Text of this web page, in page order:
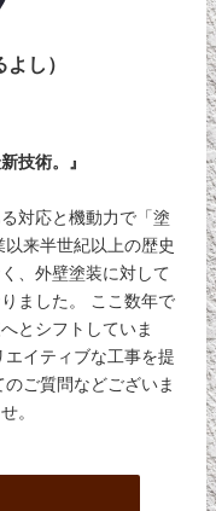
し）
技術。』
対応と機動力で「塗
来半世紀以上の歴史
、外壁塗装に対して
ました。 ここ数年で
とシフトしていま
イティブな工事を提
ご質問などございま
。